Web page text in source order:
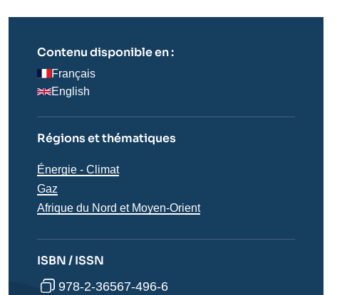
Contenu disponible en :
Français
English
Régions et thématiques
Thématiques
analyses
Énergie - Climat
Gaz
Régions
Afrique du Nord et Moyen-Orient
ISBN / ISSN
978-2-36567-496-6